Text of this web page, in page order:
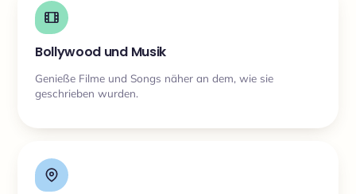
Bollywood und Musik
Genieße Filme und Songs näher an dem, wie sie
geschrieben wurden.